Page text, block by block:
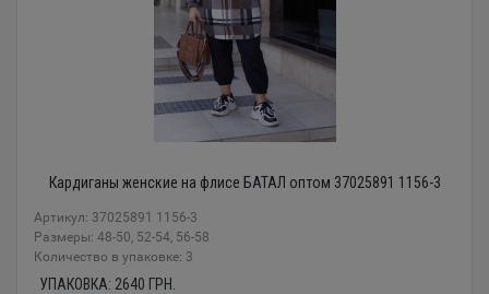
Кардиганы женские на флисе БАТАЛ оптом 37025891 1156-3
Артикул: 37025891 1156-3
Размеры: 48-50, 52-54, 56-58
Количество в упаковке: 3
УПАКОВКА: 2640 ГРН.